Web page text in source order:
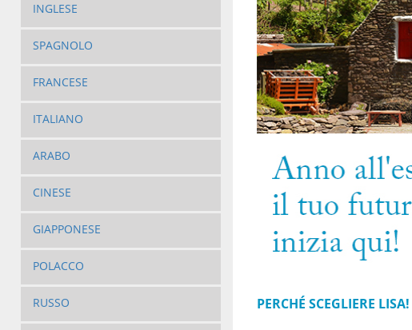
INGLESE
SPAGNOLO
FRANCESE
ITALIANO
ARABO
CINESE
GIAPPONESE
POLACCO
RUSSO PERCHÉ SCEGLIERE